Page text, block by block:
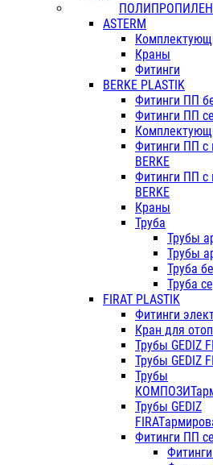
ASTERM
Краны
Фитинги
BERKE PLASTIK
Фитинги ПП
Фитинги ПП
Фитинги ПП с
BERKE
Фитинги ПП с
BERKE
Краны
Труба
Трубы
Трубы
Труба
Труба
FIRAT PLASTIK
Фитинги
Кран для
Трубы GEDIZ
Трубы GEDIZ
Трубы
Трубы GEDIZ
Фитинги ПП